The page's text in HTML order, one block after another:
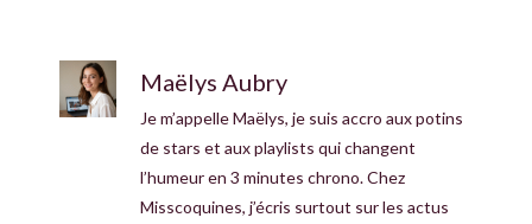
Maëlys Aubry
Je m’appelle Maëlys, je suis accro aux potins
de stars et aux playlists qui changent
l’humeur en 3 minutes chrono. Chez
Misscoquines, j’écris surtout sur les actus